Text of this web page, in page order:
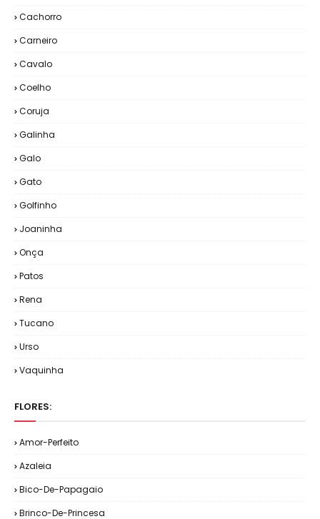
Cachorro
Carneiro
Cavalo
Coelho
Coruja
Galinha
Galo
Gato
Golfinho
Joaninha
Onça
Patos
Rena
Tucano
Urso
Vaquinha
FLORES:
Amor-Perfeito
Azaleia
Bico-De-Papagaio
Brinco-De-Princesa